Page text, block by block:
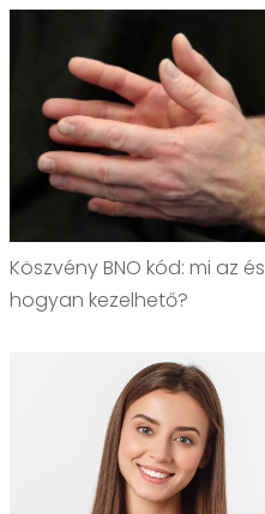
Köszvény BNO kód: mi az és
hogyan kezelhető?